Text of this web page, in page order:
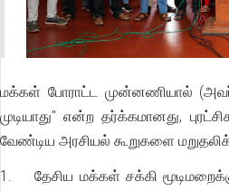
மக்கள் போராட்ட முன்னணியால்
முடியாது" என்ற தர்க்கமானது,
வேண்டிய அரசியல் கூறுகளை
1. தேசிய மக்கள் சக்கி